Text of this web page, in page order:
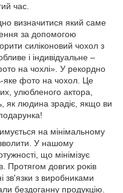
час.
визначитися який саме
за допомогою
силіконовий чохол з
і індивідуальне –
на чохлі». У рекордно
яке фото на чохол. Це
улюбленого актора,
як людина зрадіє, якщо ви
на мінімальному
У нашому
що мінімізує
Протягом довгих років
зв'язки з виробниками
бездоганну продукцію.